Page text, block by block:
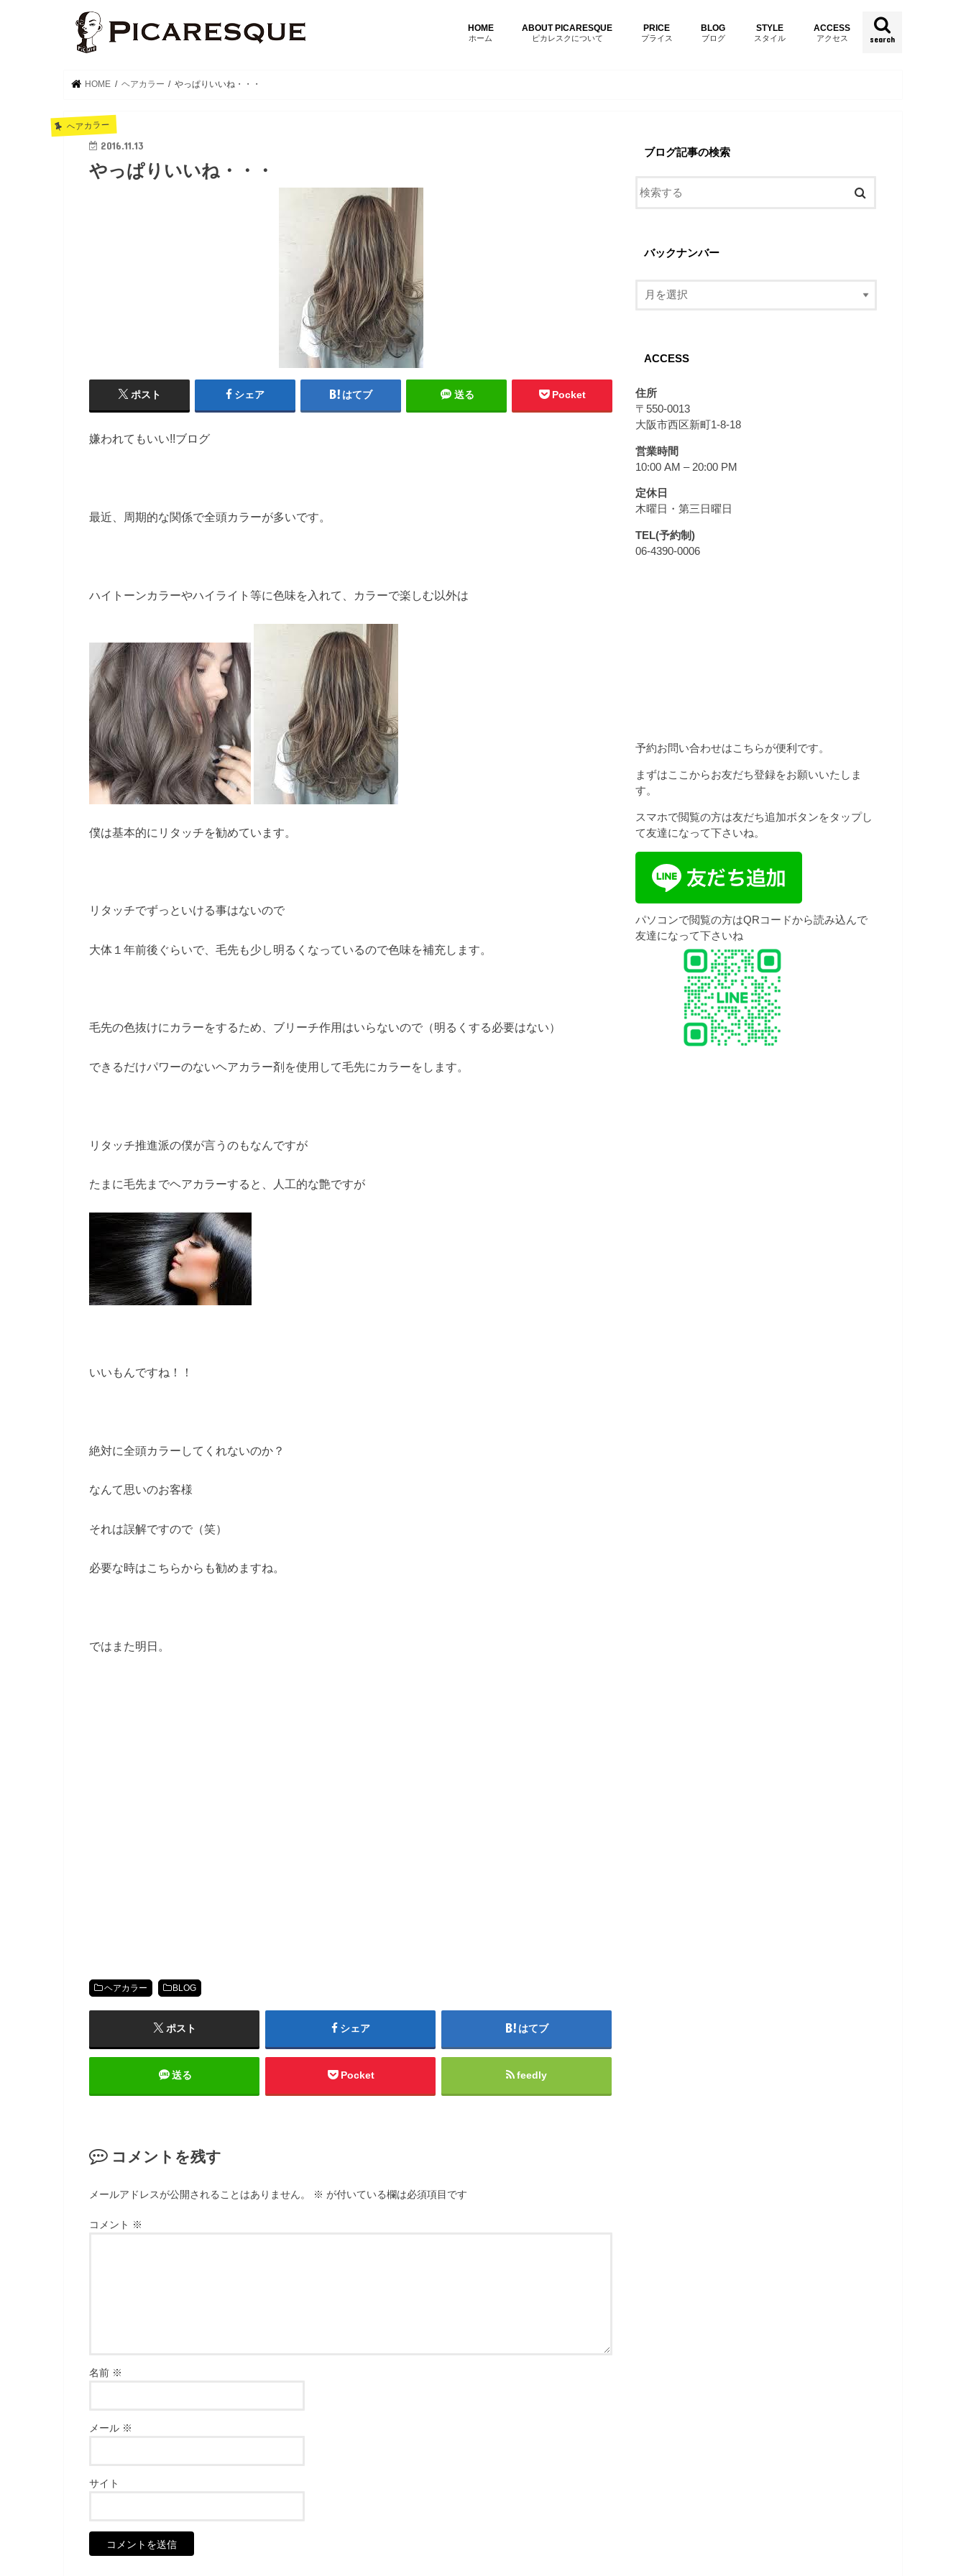
search
HOME
ホーム
ABOUT PICARESQUE
ピカレスクについて
PRICE
プライス
BLOG
ブログ
STYLE
スタイル
ACCESS
アクセス
HOME ヘアカラー やっぱりいいね・・・
ヘアカラー
2016.11.13
やっぱりいいね・・・
ポスト シェア はてブ 送る Pocket
嫌われてもいい!!ブログ
最近、周期的な関係で全頭カラーが多いです。
ハイトーンカラーやハイライト等に色味を入れて、カラーで楽しむ以外は
僕は基本的にリタッチを勧めています。
リタッチでずっといける事はないので
大体１年前後ぐらいで、毛先も少し明るくなっているので色味を補充します。
毛先の色抜けにカラーをするため、ブリーチ作用はいらないので（明るくする必要はない）
できるだけパワーのないヘアカラー剤を使用して毛先にカラーをします。
リタッチ推進派の僕が言うのもなんですが
たまに毛先までヘアカラーすると、人工的な艶ですが
いいもんですね！！
絶対に全頭カラーしてくれないのか？
なんて思いのお客様
それは誤解ですので（笑）
必要な時はこちらからも勧めますね。
ではまた明日。
ヘアカラー BLOG
ポスト シェア はてブ
送る Pocket feedly
コメントを残す
メールアドレスが公開されることはありません。 ※ が付いている欄は必須項目です
コメント ※
名前 ※
メール ※
サイト
ブログ記事の検索
バックナンバー
ACCESS
住所
〒550-0013
大阪市西区新町1-8-18
営業時間
10:00 AM – 20:00 PM
定休日
木曜日・第三日曜日
TEL(予約制)
06-4390-0006
予約お問い合わせはこちらが便利です。
まずはここからお友だち登録をお願いいたしま
す。
スマホで閲覧の方は友だち追加ボタンをタップし
て友達になって下さいね。
パソコンで閲覧の方はQRコードから読み込んで
友達になって下さいね